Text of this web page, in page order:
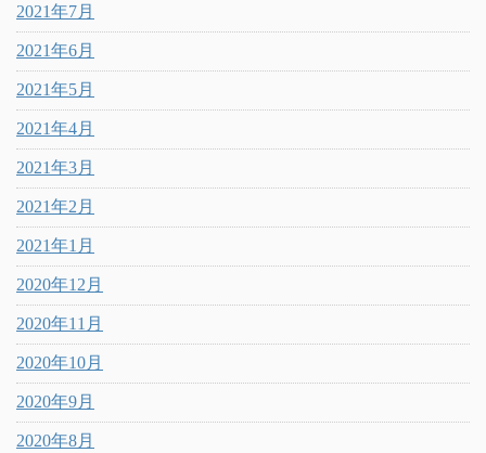
2021年7月
2021年6月
2021年5月
2021年4月
2021年3月
2021年2月
2021年1月
2020年12月
2020年11月
2020年10月
2020年9月
2020年8月